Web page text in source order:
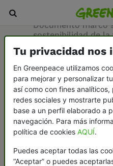
Sala de
Documento marco
sostenibilidad de la
22-02-2023
sobre el
de la
de la vida
Tu privacidad nos
En Greenpeace utilizamos
para mejorar y personalizar
así como con fines
redes sociales y mostrarte
base a un perfil elaborado a
navegación. Para más
política de cookies AQUÍ.
Puedes aceptar todas las
“Aceptar” o puedes